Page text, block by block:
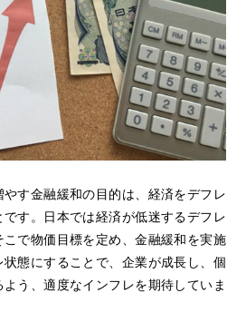
す金融緩和の目的は、経済をデフレ
す。日本では経済が低迷するデフレ
で物価目標を定め、金融緩和を実施
態にすることで、企業が成長し、個
う、適度なインフレを期待していま